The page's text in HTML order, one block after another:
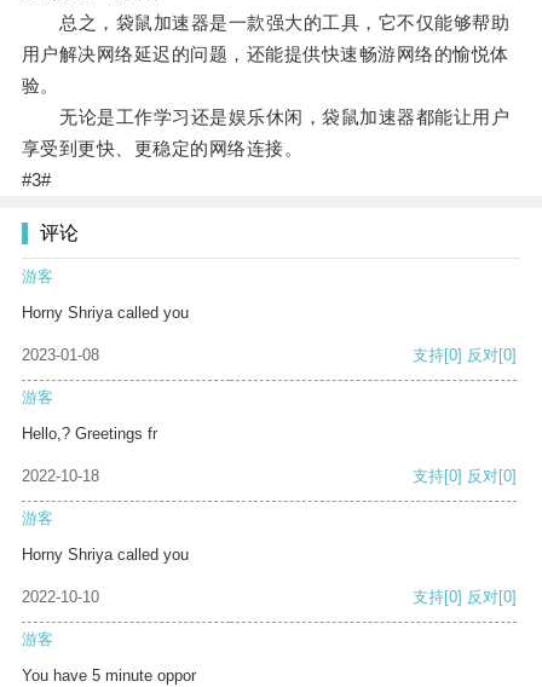
总之，袋鼠加速器是一款强大的工具，它不仅能够帮助
用户解决网络延迟的问题，还能提供快速畅游网络的愉悦体
验。
无论是工作学习还是娱乐休闲，袋鼠加速器都能让用户
享受到更快、更稳定的网络连接。
#3#
评论
游客
Horny Shriya called you
2023-01-08 支持[0] 反对[0]
游客
Hello,? Greetings fr
2022-10-18 支持[0] 反对[0]
游客
Horny Shriya called you
2022-10-10 支持[0] 反对[0]
游客
You have 5 minute oppor